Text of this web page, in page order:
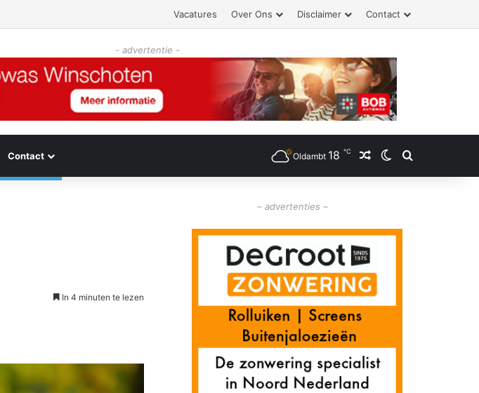
Vacatures Over Ons Disclaimer Contact
- advertentie -
Contact Oldambt 18 ℃ Willekeurig artikel
Switch skin
Zoeken
In 4 minuten te lezen
– advertenties –